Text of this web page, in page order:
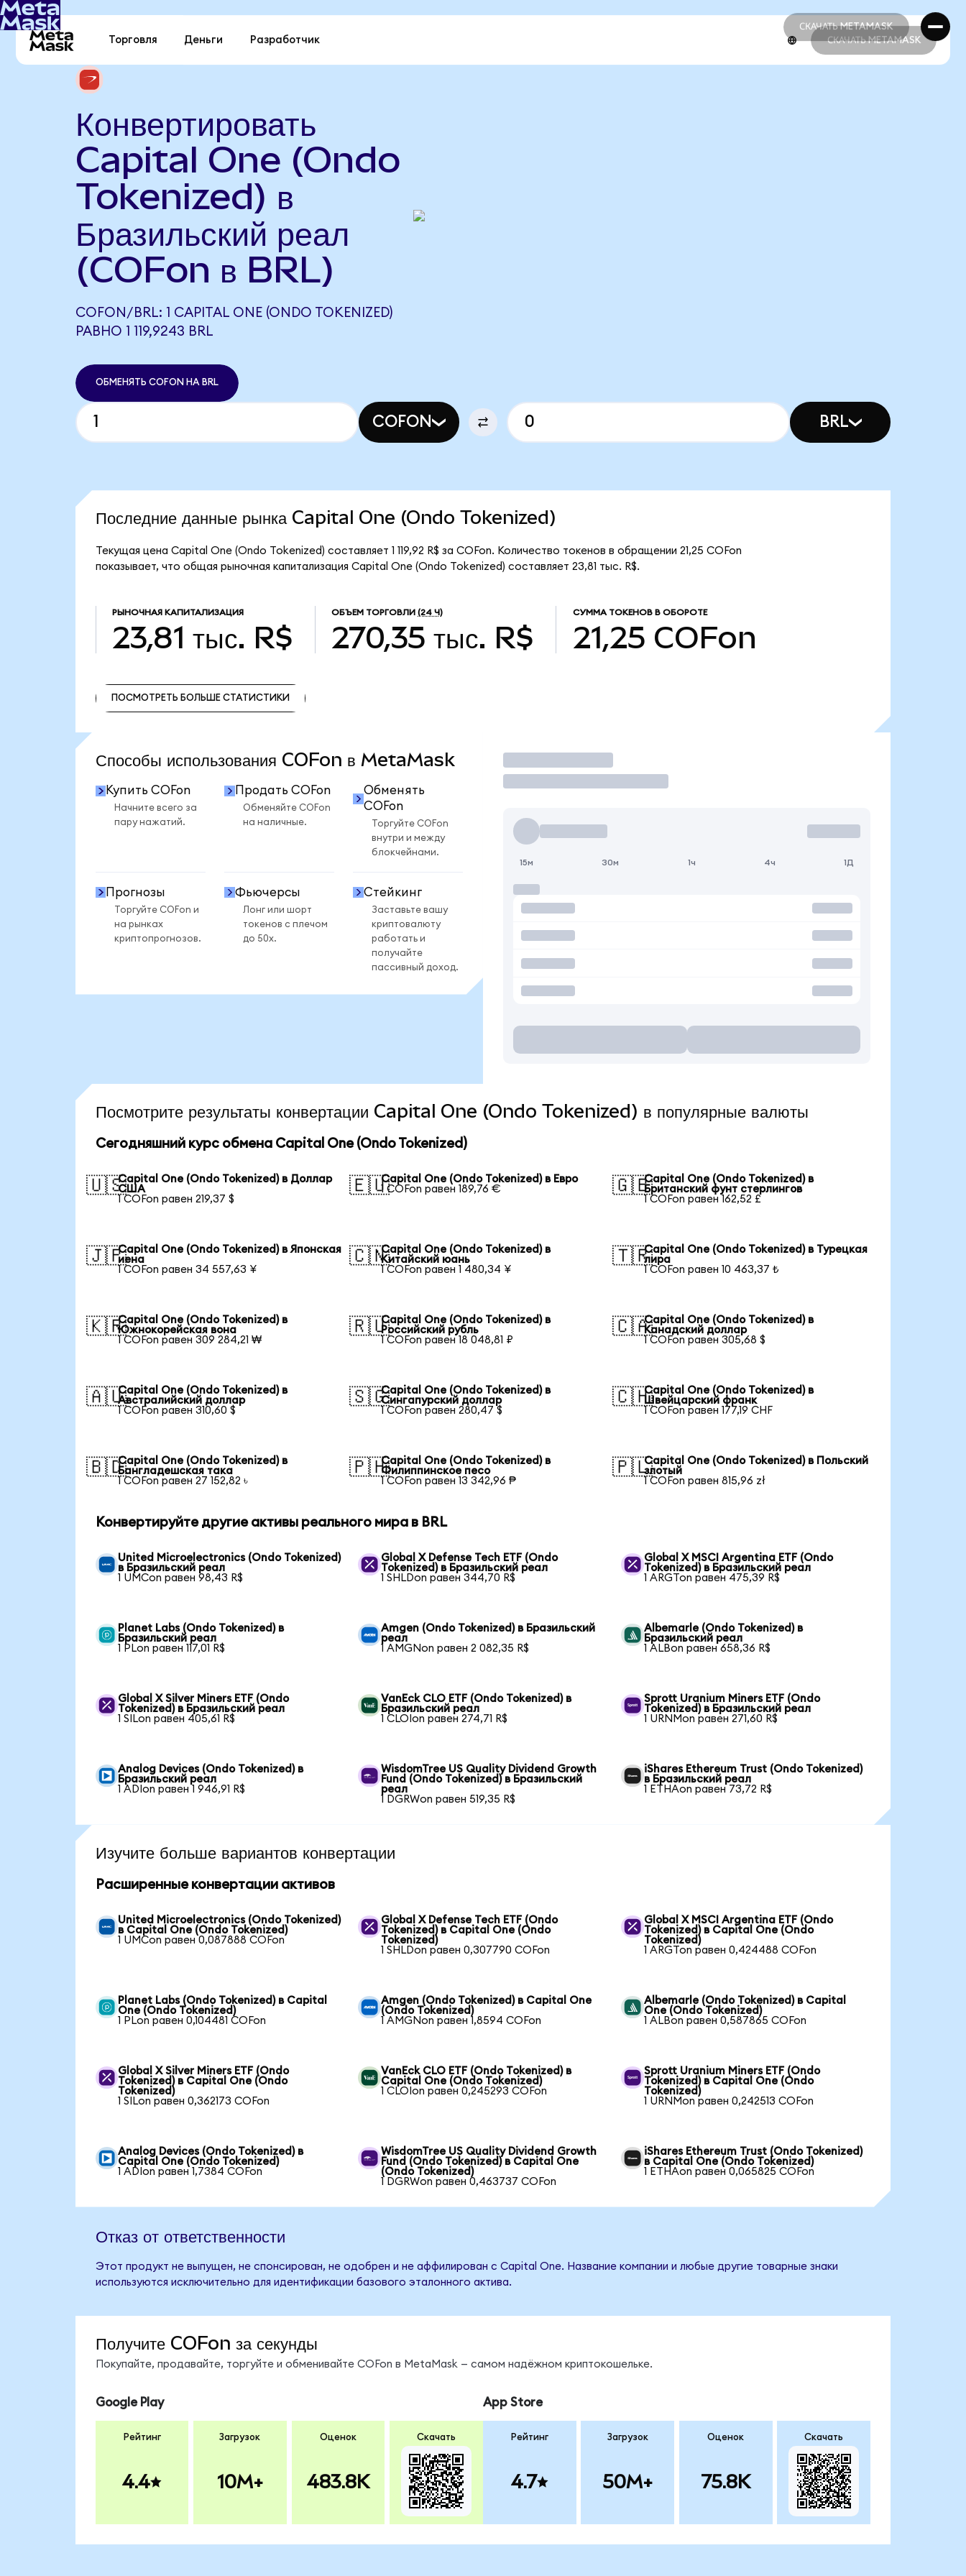
СКАЧАТЬ METAMASK
СКАЧАТЬ METAMASK
Торговля Деньги Разработчик СКАЧАТЬ METAMASK
Конвертировать
Capital One (Ondo
Tokenized) в
Бразильский реал
(COFon в BRL)
COFON/BRL: 1 CAPITAL ONE (ONDO TOKENIZED)
РАВНО 1 119,9243 BRL
ОБМЕНЯТЬ COFON НА BRL
COFON BRL
Последние данные рынка Capital One (Ondo Tokenized)
Текущая цена Capital One (Ondo Tokenized) составляет 1 119,92 R$ за COFon. Количество токенов в обращении 21,25 COFon
показывает, что общая рыночная капитализация Capital One (Ondo Tokenized) составляет 23,81 тыс. R$.
РЫНОЧНАЯ КАПИТАЛИЗАЦИЯ
23,81 тыс. R$
ОБЪЕМ ТОРГОВЛИ (24 Ч)
270,35 тыс. R$
СУММА ТОКЕНОВ В ОБОРОТЕ
21,25 COFon
ПОСМОТРЕТЬ БОЛЬШЕ СТАТИСТИКИ
Способы использования COFon в MetaMask
Купить COFon
Начните всего за
пару нажатий.
Продать COFon
Обменяйте COFon
на наличные.
Обменять
COFon
Торгуйте COFon
внутри и между
блокчейнами.
Прогнозы
Торгуйте COFon и
на рынках
криптопрогнозов.
Фьючерсы
Лонг или шорт
токенов с плечом
до 50x.
Стейкинг
Заставьте вашу
криптовалюту
работать и
получайте
пассивный доход.
Торговать
15м 30м 1ч 4ч 1Д
Посмотрите результаты конвертации Capital One (Ondo Tokenized) в популярные валюты
Сегодняшний курс обмена Capital One (Ondo Tokenized)
🇺🇸Capital One (Ondo Tokenized) в Доллар
США
1 COFon равен 219,37 $
🇪🇺Capital One (Ondo Tokenized) в Евро
1 COFon равен 189,76 €
🇬🇧Capital One (Ondo Tokenized) в
Британский фунт стерлингов
1 COFon равен 162,52 £
🇯🇵Capital One (Ondo Tokenized) в Японская
иена
1 COFon равен 34 557,63 ¥
🇨🇳Capital One (Ondo Tokenized) в
Китайский юань
1 COFon равен 1 480,34 ¥
🇹🇷Capital One (Ondo Tokenized) в Турецкая
лира
1 COFon равен 10 463,37 ₺
🇰🇷Capital One (Ondo Tokenized) в
Южнокорейская вона
1 COFon равен 309 284,21 ₩
🇷🇺Capital One (Ondo Tokenized) в
Российский рубль
1 COFon равен 18 048,81 ₽
🇨🇦Capital One (Ondo Tokenized) в
Канадский доллар
1 COFon равен 305,68 $
🇦🇺Capital One (Ondo Tokenized) в
Австралийский доллар
1 COFon равен 310,60 $
🇸🇬Capital One (Ondo Tokenized) в
Сингапурский доллар
1 COFon равен 280,47 $
🇨🇭Capital One (Ondo Tokenized) в
Швейцарский франк
1 COFon равен 177,19 CHF
🇧🇩Capital One (Ondo Tokenized) в
Бангладешская така
1 COFon равен 27 152,82 ৳
🇵🇭Capital One (Ondo Tokenized) в
Филиппинское песо
1 COFon равен 13 342,96 ₱
🇵🇱Capital One (Ondo Tokenized) в Польский
злотый
1 COFon равен 815,96 zł
Конвертируйте другие активы реального мира в BRL
United Microelectronics (Ondo Tokenized)
в Бразильский реал
1 UMCon равен 98,43 R$
Global X Defense Tech ETF (Ondo
Tokenized) в Бразильский реал
1 SHLDon равен 344,70 R$
Global X MSCI Argentina ETF (Ondo
Tokenized) в Бразильский реал
1 ARGTon равен 475,39 R$
Planet Labs (Ondo Tokenized) в
Бразильский реал
1 PLon равен 117,01 R$
Amgen (Ondo Tokenized) в Бразильский
реал
1 AMGNon равен 2 082,35 R$
Albemarle (Ondo Tokenized) в
Бразильский реал
1 ALBon равен 658,36 R$
Global X Silver Miners ETF (Ondo
Tokenized) в Бразильский реал
1 SILon равен 405,61 R$
VanEck CLO ETF (Ondo Tokenized) в
Бразильский реал
1 CLOIon равен 274,71 R$
Sprott Uranium Miners ETF (Ondo
Tokenized) в Бразильский реал
1 URNMon равен 271,60 R$
Analog Devices (Ondo Tokenized) в
Бразильский реал
1 ADIon равен 1 946,91 R$
WisdomTree US Quality Dividend Growth
Fund (Ondo Tokenized) в Бразильский
реал
1 DGRWon равен 519,35 R$
iShares Ethereum Trust (Ondo Tokenized)
в Бразильский реал
1 ETHAon равен 73,72 R$
Изучите больше вариантов конвертации
Расширенные конвертации активов
United Microelectronics (Ondo Tokenized)
в Capital One (Ondo Tokenized)
1 UMCon равен 0,087888 COFon
Global X Defense Tech ETF (Ondo
Tokenized) в Capital One (Ondo
Tokenized)
1 SHLDon равен 0,307790 COFon
Global X MSCI Argentina ETF (Ondo
Tokenized) в Capital One (Ondo
Tokenized)
1 ARGTon равен 0,424488 COFon
Planet Labs (Ondo Tokenized) в Capital
One (Ondo Tokenized)
1 PLon равен 0,104481 COFon
Amgen (Ondo Tokenized) в Capital One
(Ondo Tokenized)
1 AMGNon равен 1,8594 COFon
Albemarle (Ondo Tokenized) в Capital
One (Ondo Tokenized)
1 ALBon равен 0,587865 COFon
Global X Silver Miners ETF (Ondo
Tokenized) в Capital One (Ondo
Tokenized)
1 SILon равен 0,362173 COFon
VanEck CLO ETF (Ondo Tokenized) в
Capital One (Ondo Tokenized)
1 CLOIon равен 0,245293 COFon
Sprott Uranium Miners ETF (Ondo
Tokenized) в Capital One (Ondo
Tokenized)
1 URNMon равен 0,242513 COFon
Analog Devices (Ondo Tokenized) в
Capital One (Ondo Tokenized)
1 ADIon равен 1,7384 COFon
WisdomTree US Quality Dividend Growth
Fund (Ondo Tokenized) в Capital One
(Ondo Tokenized)
1 DGRWon равен 0,463737 COFon
iShares Ethereum Trust (Ondo Tokenized)
в Capital One (Ondo Tokenized)
1 ETHAon равен 0,065825 COFon
Отказ от ответственности
Этот продукт не выпущен, не спонсирован, не одобрен и не аффилирован с Capital One. Название компании и любые другие товарные знаки
используются исключительно для идентификации базового эталонного актива.
Получите COFon за секунды
Покупайте, продавайте, торгуйте и обменивайте COFon в MetaMask — самом надёжном криптокошельке.
Google Play
Рейтинг
4.4
Загрузок
10M+
Оценок
483.8K
Скачать
App Store
Рейтинг
4.7
Загрузок
50M+
Оценок
75.8K
Скачать